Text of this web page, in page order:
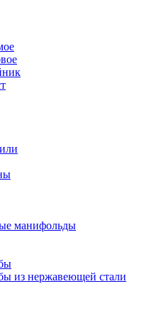
манифольды
из нержавеющей стали